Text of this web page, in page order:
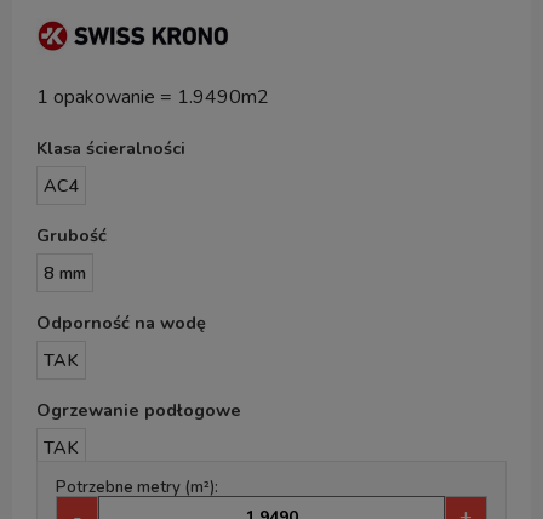
1 opakowanie = 1.9490m2
Klasa ścieralności
AC4
Grubość
8 mm
Odporność na wodę
TAK
Ogrzewanie podłogowe
TAK
Potrzebne metry (m²):